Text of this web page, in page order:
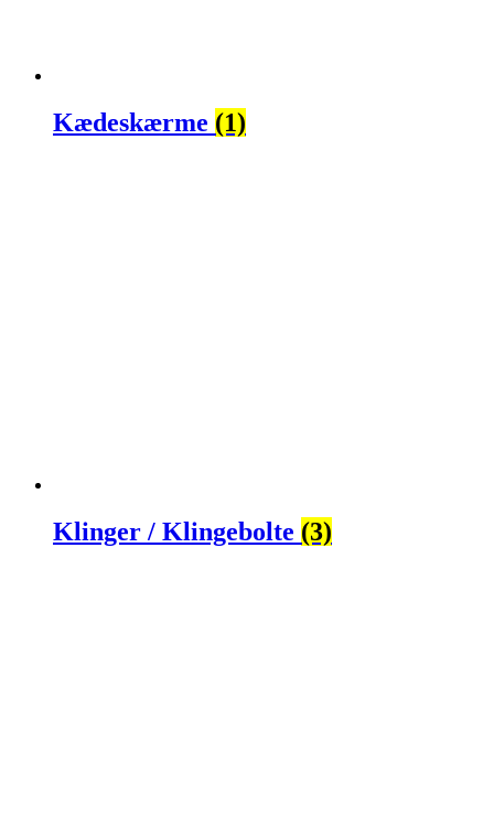
Kædeskærme (1)
Klinger / Klingebolte (3)